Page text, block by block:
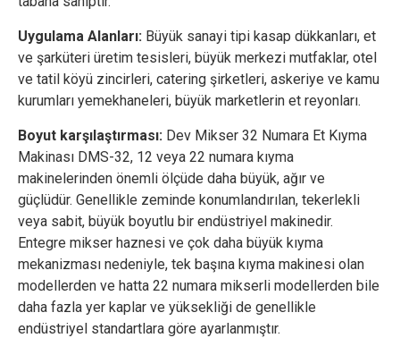
Uygulama Alanları: Büyük sanayi tipi kasap dükkanları, et
ve şarküteri üretim tesisleri, büyük merkezi mutfaklar, otel
ve tatil köyü zincirleri, catering şirketleri, askeriye ve kamu
kurumları yemekhaneleri, büyük marketlerin et reyonları.
Boyut karşılaştırması: Dev Mikser 32 Numara Et Kıyma
Makinası DMS-32, 12 veya 22 numara kıyma
makinelerinden önemli ölçüde daha büyük, ağır ve
güçlüdür. Genellikle zeminde konumlandırılan, tekerlekli
veya sabit, büyük boyutlu bir endüstriyel makinedir.
Entegre mikser haznesi ve çok daha büyük kıyma
mekanizması nedeniyle, tek başına kıyma makinesi olan
modellerden ve hatta 22 numara mikserli modellerden bile
daha fazla yer kaplar ve yüksekliği de genellikle
endüstriyel standartlara göre ayarlanmıştır.